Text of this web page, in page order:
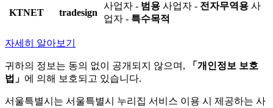
KTNET tradesign
사업자 - 범용 사업자 - 전자무역용 사
업자 - 특수목적
자세히 알아보기
귀하의 정보는 동의 없이 공개되지 않으며,
「개인정보 보호
법」 에 의해 보호되고 있습니다.
서울특별시는 서울특별시 누리집 서비스 이용 시 제공하는 사